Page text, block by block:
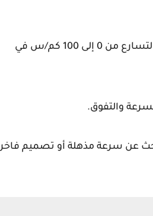
تم تجهيزها بمحرك قوي يوفر قوة هائلة وتسارع مذهل. تتميز بقدرتها على التسارع من 0 إلى 100 كم/س في
والتفوق.
عن سرعة مذهلة أو تصميم فاخر